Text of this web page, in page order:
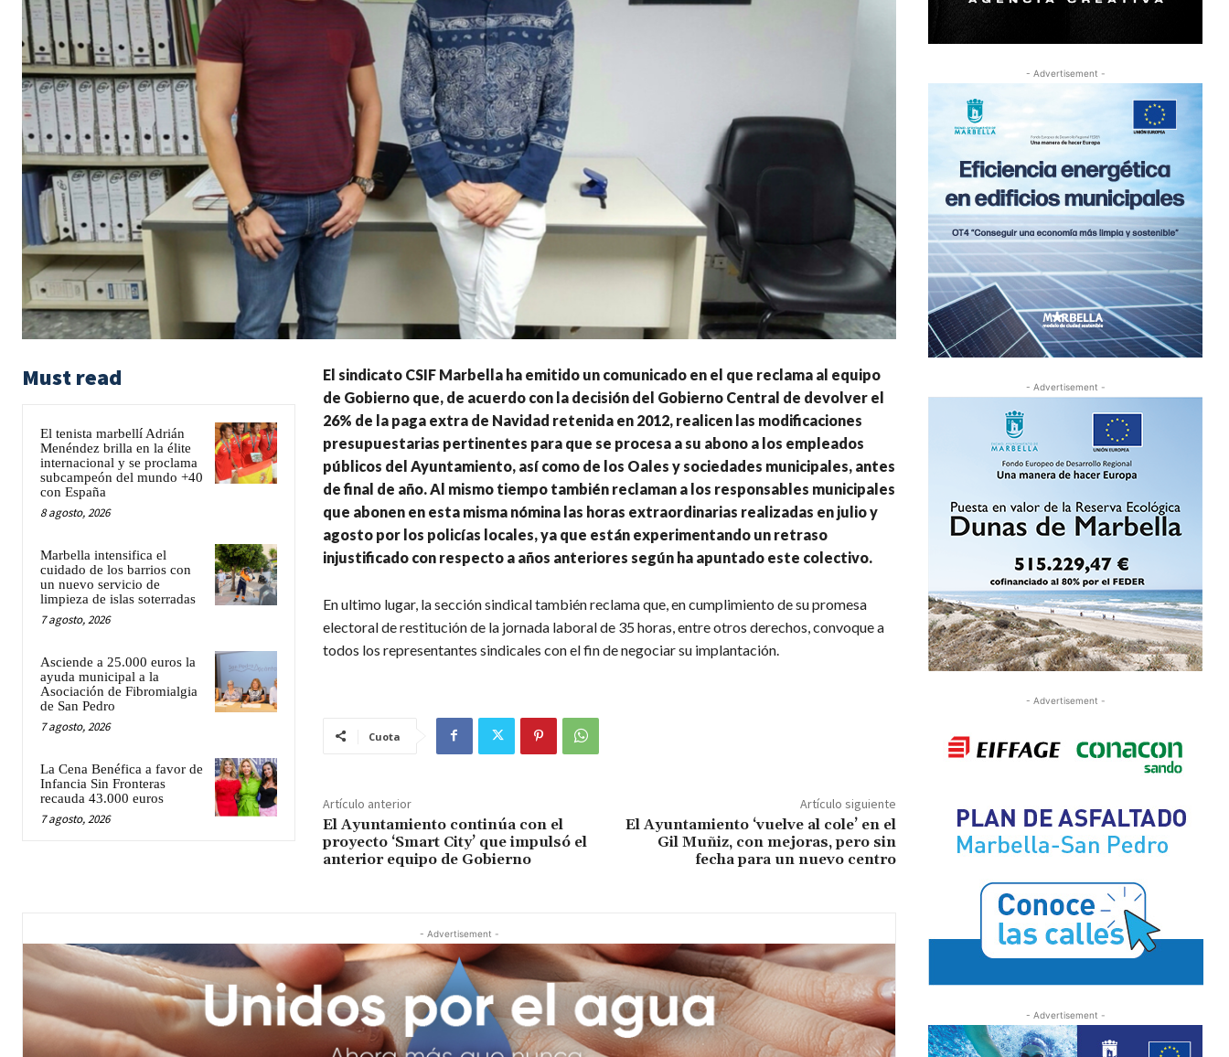
Must read
El tenista marbellí Adrián
Menéndez brilla en la élite
internacional y se proclama
subcampeón del mundo +40
con España
8 agosto, 2026
Marbella intensifica el
cuidado de los barrios con
un nuevo servicio de
limpieza de islas soterradas
7 agosto, 2026
Asciende a 25.000 euros la
ayuda municipal a la
Asociación de Fibromialgia
de San Pedro
7 agosto, 2026
La Cena Benéfica a favor de
Infancia Sin Fronteras
recauda 43.000 euros
7 agosto, 2026
El sindicato CSIF Marbella ha emitido un comunicado en el que reclama al equipo
de Gobierno que, de acuerdo con la decisión del Gobierno Central de devolver el
26% de la paga extra de Navidad retenida en 2012, realicen las modificaciones
presupuestarias pertinentes para que se procesa a su abono a los empleados
públicos del Ayuntamiento, así como de los Oales y sociedades municipales, antes
de final de año. Al mismo tiempo también reclaman a los responsables municipales
que abonen en esta misma nómina las horas extraordinarias realizadas en julio y
agosto por los policías locales, ya que están experimentando un retraso
injustificado con respecto a años anteriores según ha apuntado este colectivo.
En ultimo lugar, la sección sindical también reclama que, en cumplimiento de su promesa
electoral de restitución de la jornada laboral de 35 horas, entre otros derechos, convoque a
todos los representantes sindicales con el fin de negociar su implantación.
Cuota
Artículo anterior
El Ayuntamiento continúa con el
proyecto ‘Smart City’ que impulsó el
anterior equipo de Gobierno
Artículo siguiente
El Ayuntamiento ‘vuelve al cole’ en el
Gil Muñiz, con mejoras, pero sin
fecha para un nuevo centro
- Advertisement -
- Advertisement -
- Advertisement -
- Advertisement -
- Advertisement -